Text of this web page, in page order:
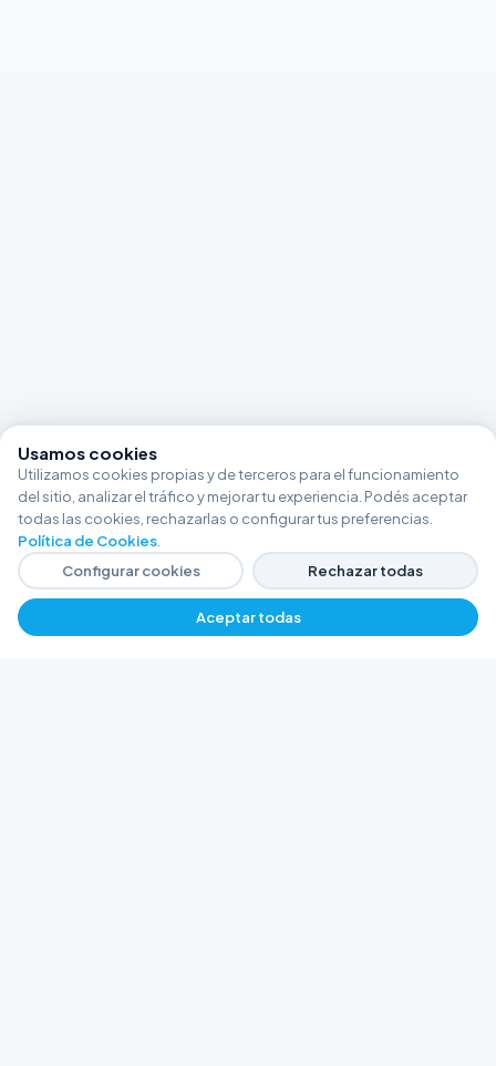
$ 6500,19 + Agregar
Usamos cookies
Utilizamos cookies propias y de terceros para el funcionamiento
del sitio, analizar el tráfico y mejorar tu experiencia. Podés aceptar
todas las cookies, rechazarlas o configurar tus preferencias.
Política de Cookies
Configurar cookies
Rechazar todas
Aceptar todas